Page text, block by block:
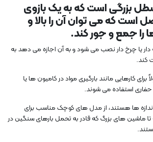
بزرگی است که به یک بازوی
است که می توان آن را بالا و
را جمع و جور کند.
دار یا چرخ دار نصب می شود و به آن اجازه می دهد به
کند.
کارهایی مانند بارگیری مواد در کامیون ها یا
حفاری استفاده می شوند.
ها هستند، از مدل های کوچک مناسب برای
ماشین های بزرگ که قادر به تحمل بارهای سنگین در